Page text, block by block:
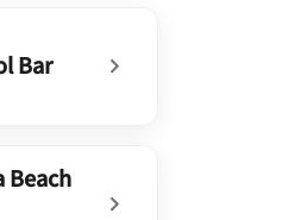
Bar
Beach